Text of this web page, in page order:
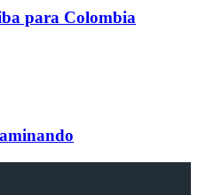
para Colombia